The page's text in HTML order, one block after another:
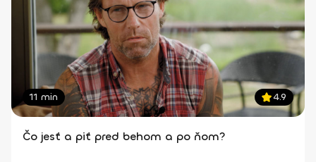
11 min 4.9
Čo jesť a piť pred behom a po ňom?